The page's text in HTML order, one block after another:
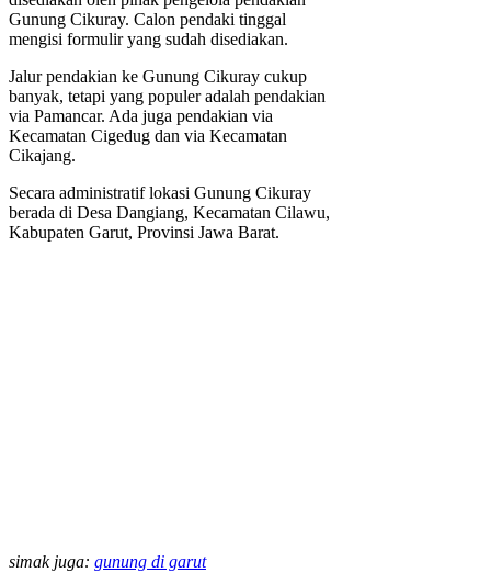
Gunung Cikuray. Calon pendaki tinggal
mengisi formulir yang sudah disediakan.
Jalur pendakian ke Gunung Cikuray cukup
banyak, tetapi yang populer adalah pendakian
via Pamancar. Ada juga pendakian via
Kecamatan Cigedug dan via Kecamatan
Cikajang.
Secara administratif lokasi Gunung Cikuray
berada di Desa Dangiang, Kecamatan Cilawu,
Kabupaten Garut, Provinsi Jawa Barat.
simak juga: gunung di garut